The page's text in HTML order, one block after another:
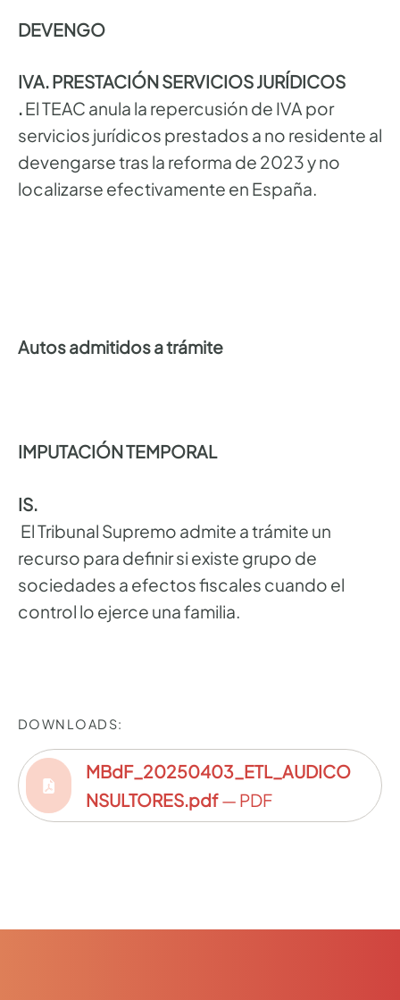
DEVENGO
IVA. PRESTACIÓN SERVICIOS JURÍDICOS
.El TEAC anula la repercusión de IVA por
servicios jurídicos prestados a no residente al
devengarse tras la reforma de 2023 y no
localizarse efectivamente en España.
Autos admitidos a trámite
IMPUTACIÓN TEMPORAL
IS.
El Tribunal Supremo admite a trámite un
recurso para definir si existe grupo de
sociedades a efectos fiscales cuando el
control lo ejerce una familia.
DOWNLOADS:
MBdF_20250403_ETL_AUDICO
NSULTORES.pdf— PDF